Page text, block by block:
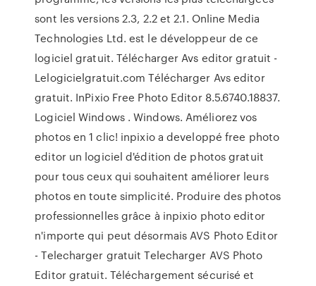
sont les versions 2.3, 2.2 et 2.1. Online Media
Technologies Ltd. est le développeur de ce
logiciel gratuit. Télécharger Avs editor gratuit -
Lelogicielgratuit.com Télécharger Avs editor
gratuit. InPixio Free Photo Editor 8.5.6740.18837.
Logiciel Windows . Windows. Améliorez vos
photos en 1 clic! inpixio a developpé free photo
editor un logiciel d'édition de photos gratuit
pour tous ceux qui souhaitent améliorer leurs
photos en toute simplicité. Produire des photos
professionnelles grâce à inpixio photo editor
n'importe qui peut désormais AVS Photo Editor
- Telecharger gratuit Telecharger AVS Photo
Editor gratuit. Téléchargement sécurisé et